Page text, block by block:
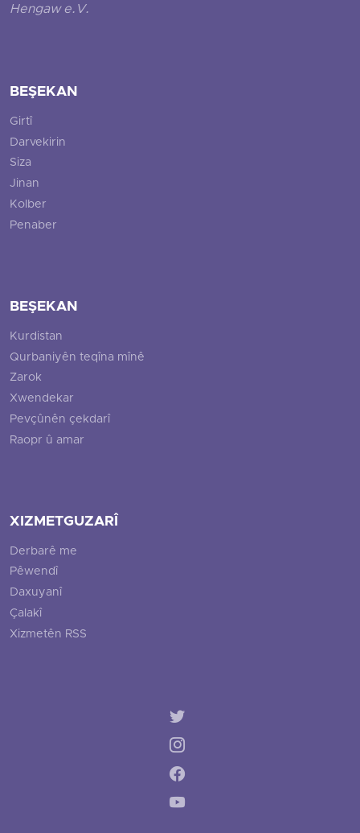
Hengaw e.V.
BEŞEKAN
Girtî
Darvekirin
Siza
Jinan
Kolber
Penaber
BEŞEKAN
Kurdistan
Qurbaniyên teqîna mînê
Zarok
Xwendekar
Pevçûnên çekdarî
Raopr û amar
XIZMETGUZARÎ
Derbarê me
Pêwendî
Daxuyanî
Çalakî
Xizmetên RSS